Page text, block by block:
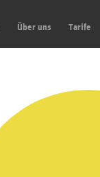
Über uns Tarife